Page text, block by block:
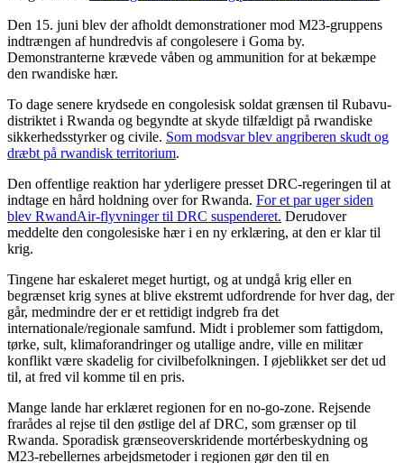
Den 15. juni blev der afholdt demonstrationer mod M23-gruppens
indtrængen af hundredvis af congolesere i Goma by.
Demonstranterne krævede våben og ammunition for at bekæmpe
den rwandiske hær.
To dage senere krydsede en congolesisk soldat grænsen til Rubavu-
distriktet i Rwanda og begyndte at skyde tilfældigt på rwandiske
sikkerhedsstyrker og civile. Som modsvar blev angriberen skudt og
dræbt på rwandisk territorium.
Den offentlige reaktion har yderligere presset DRC-regeringen til at
indtage en hård holdning over for Rwanda. For et par uger siden
blev RwandAir-flyvninger til DRC suspenderet. Derudover
meddelte den congolesiske hær i en ny erklæring, at den er klar til
krig.
Tingene har eskaleret meget hurtigt, og at undgå krig eller en
begrænset krig synes at blive ekstremt udfordrende for hver dag, der
går, medmindre der er et rettidigt indgreb fra det
internationale/regionale samfund. Midt i problemer som fattigdom,
tørke, sult, klimaforandringer og utallige andre, ville en militær
konflikt være skadelig for civilbefolkningen. I øjeblikket ser det ud
til, at fred vil komme til en pris.
Mange lande har erklæret regionen for en no-go-zone. Rejsende
frarådes al rejse til den østlige del af DRC, som grænser op til
Rwanda. Sporadisk grænseoverskridende mortérbeskydning og
M23-rebellernes arbejdsmetoder i regionen gør den til en